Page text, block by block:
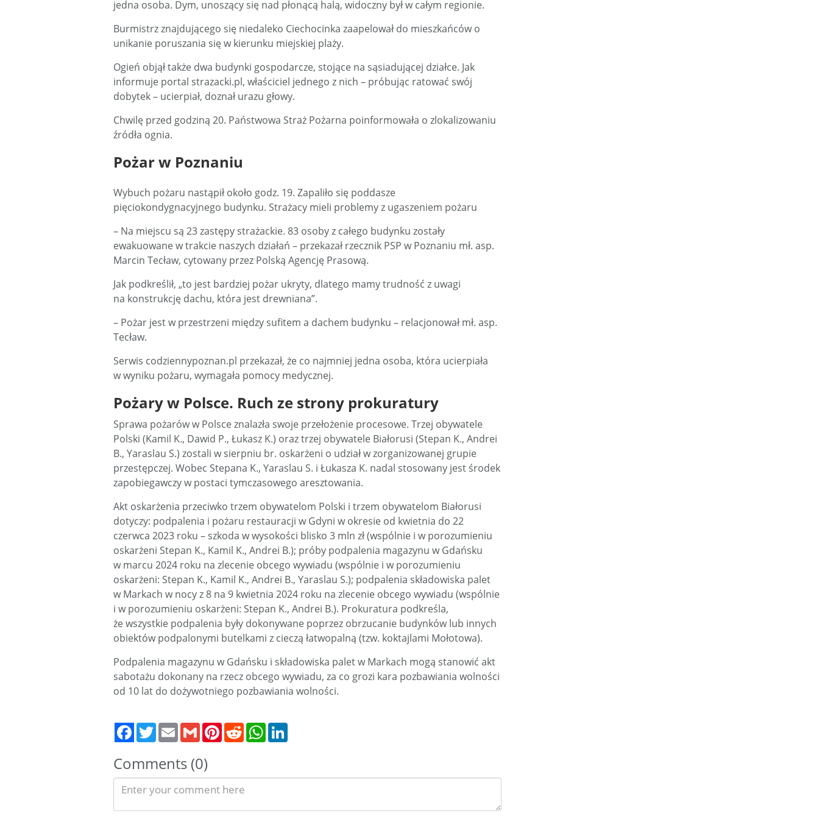
jedna osoba. Dym, unoszący się nad płonącą halą, widoczny był w całym regionie.
Burmistrz znajdującego się niedaleko Ciechocinka zaapelował do mieszkańców o
unikanie poruszania się w kierunku miejskiej plaży.
Ogień objął także dwa budynki gospodarcze, stojące na sąsiadującej działce. Jak
informuje portal strazacki.pl, właściciel jednego z nich – próbując ratować swój
dobytek – ucierpiał, doznał urazu głowy.
Chwilę przed godziną 20. Państwowa Straż Pożarna poinformowała o zlokalizowaniu
źródła ognia.
Pożar w Poznaniu
Wybuch pożaru nastąpił około godz. 19. Zapaliło się poddasze
pięciokondygnacyjnego budynku. Strażacy mieli problemy z ugaszeniem pożaru
– Na miejscu są 23 zastępy strażackie. 83 osoby z całego budynku zostały
ewakuowane w trakcie naszych działań – przekazał rzecznik PSP w Poznaniu mł. asp.
Marcin Tecław, cytowany przez Polską Agencję Prasową.
Jak podkreślił, „to jest bardziej pożar ukryty, dlatego mamy trudność z uwagi
na konstrukcję dachu, która jest drewniana”.
– Pożar jest w przestrzeni między sufitem a dachem budynku – relacjonował mł. asp.
Tecław.
Serwis codziennypoznan.pl przekazał, że co najmniej jedna osoba, która ucierpiała
w wyniku pożaru, wymagała pomocy medycznej.
Pożary w Polsce. Ruch ze strony prokuratury
Sprawa pożarów w Polsce znalazła swoje przełożenie procesowe. Trzej obywatele
Polski (Kamil K., Dawid P., Łukasz K.) oraz trzej obywatele Białorusi (Stepan K., Andrei
B., Yaraslau S.) zostali w sierpniu br. oskarżeni o udział w zorganizowanej grupie
przestępczej. Wobec Stepana K., Yaraslau S. i Łukasza K. nadal stosowany jest środek
zapobiegawczy w postaci tymczasowego aresztowania.
Akt oskarżenia przeciwko trzem obywatelom Polski i trzem obywatelom Białorusi
dotyczy: podpalenia i pożaru restauracji w Gdyni w okresie od kwietnia do 22
czerwca 2023 roku – szkoda w wysokości blisko 3 mln zł (wspólnie i w porozumieniu
oskarżeni Stepan K., Kamil K., Andrei B.); próby podpalenia magazynu w Gdańsku
w marcu 2024 roku na zlecenie obcego wywiadu (wspólnie i w porozumieniu
oskarżeni: Stepan K., Kamil K., Andrei B., Yaraslau S.); podpalenia składowiska palet
w Markach w nocy z 8 na 9 kwietnia 2024 roku na zlecenie obcego wywiadu (wspólnie
i w porozumieniu oskarżeni: Stepan K., Andrei B.). Prokuratura podkreśla,
że wszystkie podpalenia były dokonywane poprzez obrzucanie budynków lub innych
obiektów podpalonymi butelkami z cieczą łatwopalną (tzw. koktajlami Mołotowa).
Podpalenia magazynu w Gdańsku i składowiska palet w Markach mogą stanowić akt
sabotażu dokonany na rzecz obcego wywiadu, za co grozi kara pozbawiania wolności
od 10 lat do dożywotniego pozbawiania wolności.
TwitterEmail Gmail PinterestRedditWhatsApp
Comments (0)